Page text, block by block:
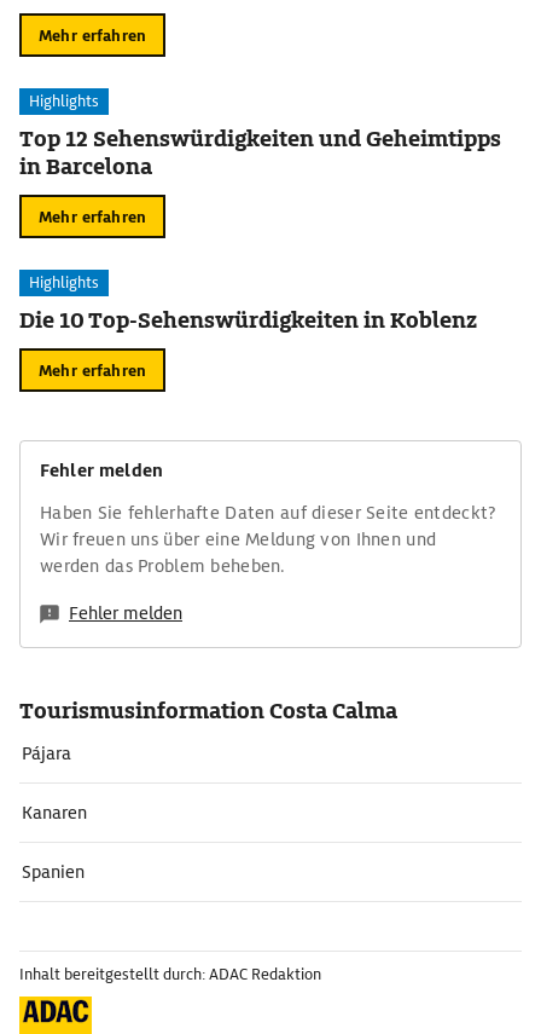
Mehr erfahren
Highlights
Top 12 Sehenswürdigkeiten und Geheimtipps
in Barcelona
Mehr erfahren
Highlights
Die 10 Top-Sehenswürdigkeiten in Koblenz
Mehr erfahren
Fehler melden
Haben Sie fehlerhafte Daten auf dieser Seite entdeckt?
Wir freuen uns über eine Meldung von Ihnen und
werden das Problem beheben.
Fehler melden
Tourismusinformation Costa Calma
Pájara
Kanaren
Spanien
Inhalt bereitgestellt durch: ADAC Redaktion